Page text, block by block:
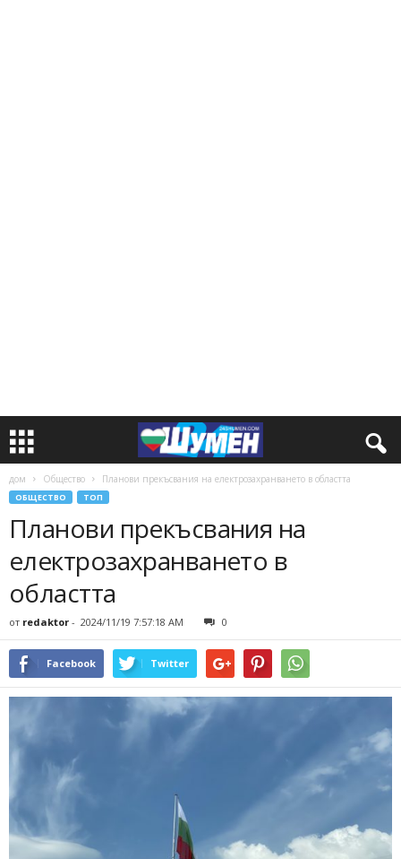
дом Общество Планови прекъсвания на електрозахранването в областта
ОБЩЕСТВО ТОП
Планови прекъсвания на
електрозахранването в
областта
от redaktor - 2024/11/19 7:57:18 AM 0
Facebook Twitter